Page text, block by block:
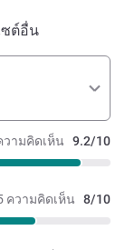
ซต์อื่น
วามคิดเห็น 9.2/10
ความคิดเห็น 8/10